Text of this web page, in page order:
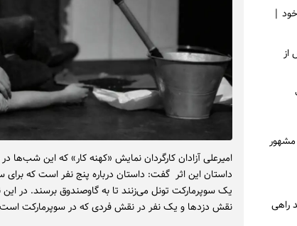
امیرعلی آزادان کارگردان نمایش «کهنه کار» که این شب‌ها
داستان این اثر گفت: داستان درباره پنج نفر است که
یک سوپرمارکت تونل می‌زنند تا به گاوصندوق برسند. در
نقش دزدها و یک نفر در نقش فردی که در سوپرمارکت
|‌
از
راهی